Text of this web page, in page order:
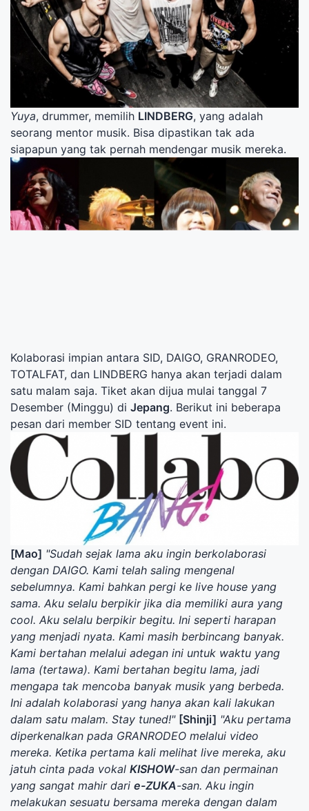
Yuya, drummer, memilih LINDBERG, yang adalah
seorang mentor musik. Bisa dipastikan tak ada
siapapun yang tak pernah mendengar musik mereka.
Kolaborasi impian antara SID, DAIGO, GRANRODEO,
TOTALFAT, dan LINDBERG hanya akan terjadi dalam
satu malam saja. Tiket akan dijua mulai tanggal 7
Desember (Minggu) di Jepang. Berikut ini beberapa
pesan dari member SID tentang event ini.
[Mao] "Sudah sejak lama aku ingin berkolaborasi
dengan DAIGO. Kami telah saling mengenal
sebelumnya. Kami bahkan pergi ke live house yang
sama. Aku selalu berpikir jika dia memiliki aura yang
cool. Aku selalu berpikir begitu. Ini seperti harapan
yang menjadi nyata. Kami masih berbincang banyak.
Kami bertahan melalui adegan ini untuk waktu yang
lama (tertawa). Kami bertahan begitu lama, jadi
mengapa tak mencoba banyak musik yang berbeda.
Ini adalah kolaborasi yang hanya akan kali lakukan
dalam satu malam. Stay tuned!" [Shinji] "Aku pertama
diperkenalkan pada GRANRODEO melalui video
mereka. Ketika pertama kali melihat live mereka, aku
jatuh cinta pada vokal KISHOW-san dan permainan
yang sangat mahir dari e-ZUKA-san. Aku ingin
melakukan sesuatu bersama mereka dengan dalam